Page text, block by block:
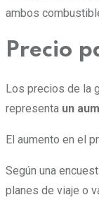
ambos
Precio
Los precios de la
representa un
El aumento en el
Según una
planes de viaje o